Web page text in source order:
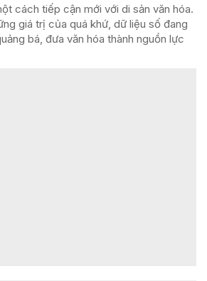
cách tiếp cận mới với di sản văn hóa.
giá trị của quá khứ, dữ liệu số đang
bá, đưa văn hóa thành nguồn lực